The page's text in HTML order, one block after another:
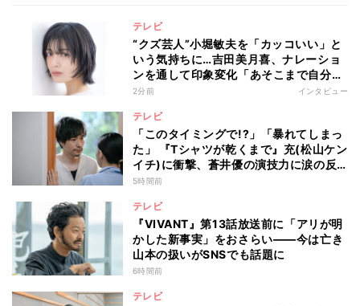
テレビ
“クズ芸人”小堀敏夫を「カッコいい」と
いう気持ちに…吉田美月喜、ナレーショ
ンを通して印象変化「あそこまで自分に
正直に生きられる人は、なかなかいな
2分前 インタビュー
テレビ
「このタイミングで!?」「暴れてしまっ
た」 『Tシャツが乾くまで』充(松山ケン
イチ)に衝撃、蒼井優の演技力に涙の反
響も
5時間前
テレビ
『VIVANT』第13話放送前に「アリが明
かした新事実」をおさらい――今は亡き
山本の扱いがSNSでも話題に
6時間前
テレビ